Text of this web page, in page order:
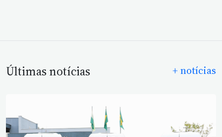
Últimas notícias + notícias